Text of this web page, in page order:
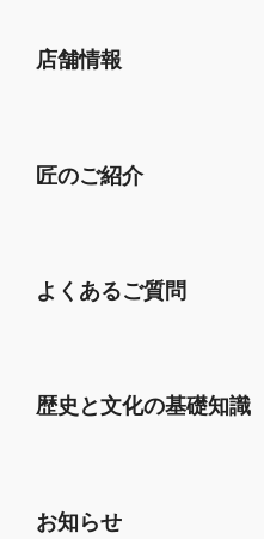
店舗情報
匠のご紹介
よくあるご質問
歴史と文化の基礎知識
お知らせ